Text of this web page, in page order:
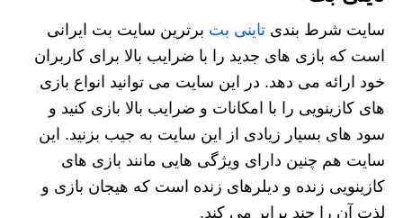
سایت شرط بندی تاینی بت برترین سایت بت ایرانی
است که بازی های جدید را با ضرایب بالا برای کاربران
خود ارائه می دهد. در این سایت می توانید انواع بازی
های کازینویی را با امکانات و ضرایب بالا بازی کنید و
سود های بسیار زیادی از این سایت به جیب بزنید. این
سایت هم چنین دارای ویژگی هایی مانند بازی های
کازینویی زنده و دیلرهای زنده است که هیجان بازی و
لذت آن را چند برابر می کند.